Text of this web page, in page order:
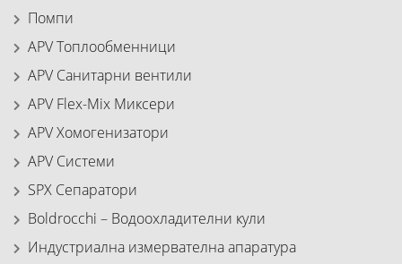
Помпи
APV Топлообменници
APV Санитарни вентили
APV Flex-Mix Миксери
APV Хомогенизатори
APV Системи
SPX Сепаратори
Boldrocchi – Водоохладителни кули
Индустриална измервателна апаратура